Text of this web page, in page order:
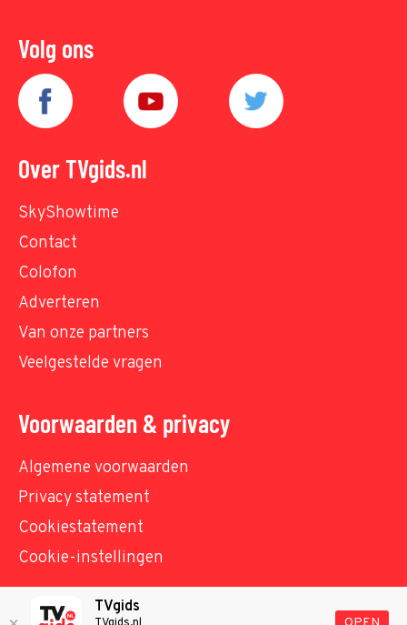
Volg ons
Over TVgids.nl
SkyShowtime
Contact
Colofon
Adverteren
Van onze partners
Veelgestelde vragen
Voorwaarden & privacy
Algemene voorwaarden
Privacy statement
Cookiestatement
Cookie-instellingen
© TVgids.nl 2026 - All rights reserved. No text and
TVgids